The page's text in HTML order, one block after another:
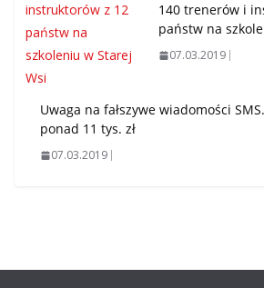
140 trenerów i
państw na
07.03.2019
Uwaga na fałszywe wiadomości
ponad 11 tys. zł
07.03.2019